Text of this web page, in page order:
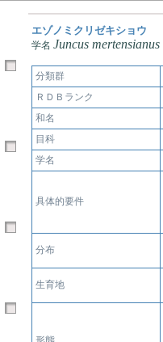
エゾノミクリゼキショウ
学名 Juncus mertensianus
分類群
ＲＤＢランク
和名
目科
学名
具体的要件
分布
生育地